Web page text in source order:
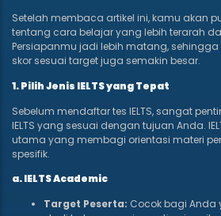
Setelah membaca artikel ini, kamu akan
tentang cara belajar yang lebih terarah
Persiapanmu jadi lebih matang,
skor sesuai target juga semakin besar.
1. Pilih Jenis IELTS yang Tepat
Sebelum mendaftar tes IELTS, sangat
IELTS yang sesuai dengan tujuan Anda.
utama yang membagi orientasi materi
spesifik.
a. IELTS Academic
Target Peserta: Cocok bagi Anda